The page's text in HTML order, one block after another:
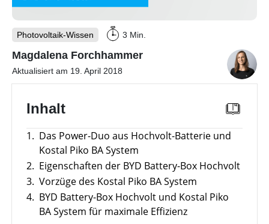
Werkzeuge
Übersicht
Produkt-
Vergleiche
Freigabelisten
Förderübersicht
entdecken
Sonstiges
PV
Unabhängigkeitsrechner
Sektorenkopplung
Gewerbe-Wissen
Übersicht
Themenbereiche
Gewerbespeicher
Großprojekte
Werkzeuge
Übersicht
Gewerbespeicher-
Vergleich
Gewerbewechselrichter-
Vergleich
Wärme-Wissen
Übersicht
Themenbereiche
Heizungs-
Wärmepumpen
Brauchwasser-
Wärmepumpen
Übersicht
Kataloge
Wärmepumpen
Übersicht
E-Mobility
Themenbereiche
Wallbox
Ladestationen
Werkzeuge
Übersicht
News
Podcast
Werkzeuge
Photovoltaik-Wissen
Aktualisiert am 19. April 2018
3 Min.
Magdalena Forchhammer
Inhalt
1. Das Power-Duo aus Hochvolt-Batterie und
Kostal Piko BA System
2. Eigenschaften der BYD Battery-Box Hochvolt
3. Vorzüge des Kostal Piko BA System
4. BYD Battery-Box Hochvolt und Kostal Piko
BA System für maximale Effizienz